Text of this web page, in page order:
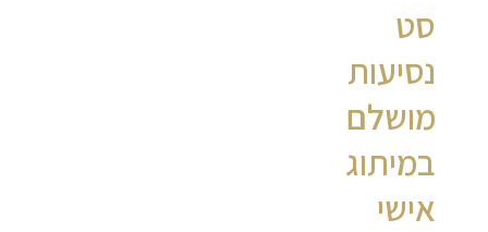
סט
נסיעות
מושלם
במיתוג
אישי